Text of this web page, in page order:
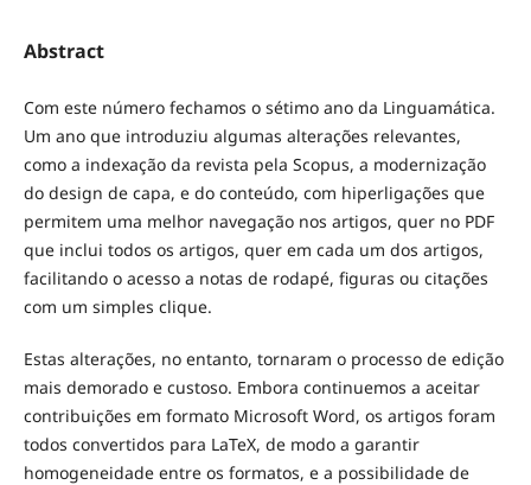
Abstract
Com este número fechamos o sétimo ano da Linguamática.
Um ano que introduziu algumas alterações relevantes,
como a indexação da revista pela Scopus, a modernização
do design de capa, e do conteúdo, com hiperligações que
permitem uma melhor navegação nos artigos, quer no PDF
que inclui todos os artigos, quer em cada um dos artigos,
facilitando o acesso a notas de rodapé, figuras ou citações
com um simples clique.
Estas alterações, no entanto, tornaram o processo de edição
mais demorado e custoso. Embora continuemos a aceitar
contribuições em formato Microsoft Word, os artigos foram
todos convertidos para LaTeX, de modo a garantir
homogeneidade entre os formatos, e a possibilidade de